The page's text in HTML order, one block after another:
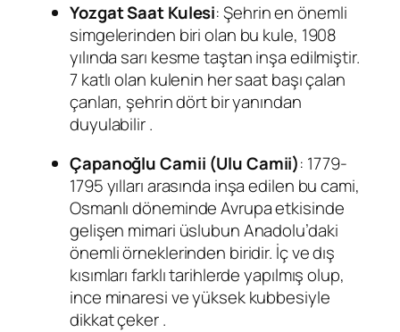
Yozgat Saat Kulesi: Şehrin en önemli
simgelerinden biri olan bu kule, 1908
yılında sarı kesme taştan inşa edilmiştir.
7 katlı olan kulenin her saat başı çalan
çanları, şehrin dört bir yanından
duyulabilir.
Çapanoğlu Camii (Ulu Camii): 1779-
1795 yılları arasında inşa edilen bu cami,
Osmanlı döneminde Avrupa etkisinde
gelişen mimari üslubun Anadolu’daki
önemli örneklerinden biridir. İç ve dış
kısımları farklı tarihlerde yapılmış olup,
ince minaresi ve yüksek kubbesiyle
dikkat çeker.